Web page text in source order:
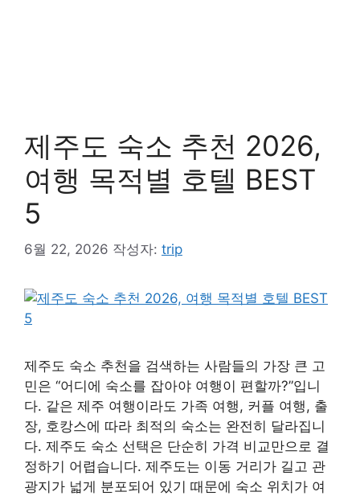
제주도 숙소 추천 2026,
여행 목적별 호텔 BEST
5
6월 22, 2026 작성자: trip
제주도 숙소 추천을 검색하는 사람들의 가장 큰 고
민은 “어디에 숙소를 잡아야 여행이 편할까?”입니
다. 같은 제주 여행이라도 가족 여행, 커플 여행, 출
장, 호캉스에 따라 최적의 숙소는 완전히 달라집니
다. 제주도 숙소 선택은 단순히 가격 비교만으로 결
정하기 어렵습니다. 제주도는 이동 거리가 길고 관
광지가 넓게 분포되어 있기 때문에 숙소 위치가 여